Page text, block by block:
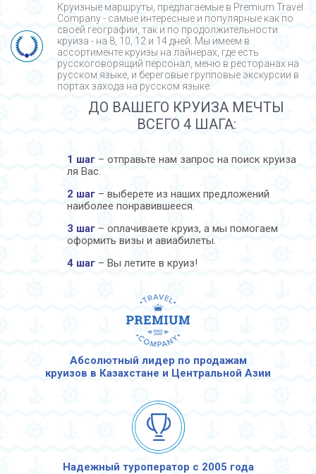
Круизные маршруты, предлагаемые в Premium Travel
Company - cамые интересные и популярные как по
своей географии, так и по продолжительности
круиза - на 8, 10, 12 и 14 дней. Мы имеем в
ассортименте круизы на лайнерах, где есть
русскоговорящий персонал, меню в ресторанах на
русском языке, и береговые групповые экскурсии в
портах захода на русском языке.
ДО ВАШЕГО КРУИЗА МЕЧТЫ
ВСЕГО 4 ШАГА:
1 шаг – отправьте нам запрос на поиск круиза
ля Вас.
2 шаг – выберете из наших предложений
наиболее понравившееся.
3 шаг – оплачиваете круиз, а мы помогаем
оформить визы и авиабилеты.
4 шаг – Вы летите в круиз!
Абсолютный лидер по продажам
круизов в Казахстане и Центральной Азии
Надежный туроператор с 2005 года